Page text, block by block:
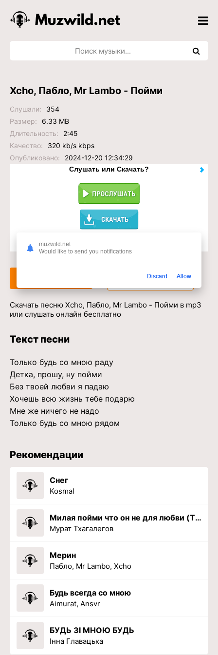
Xcho, Пабло, Mr Lambo - Пойми
Слушали:
354
Размер:
6.33 MB
Длительность:
2:45
Качество:
320 kb/s kbps
Опубликовано:
2024-12-20 12:34:29
Слушать или Скачать?
Доступ к музыкальному сервису
Скачать
Скачать песню Xcho, Пабло, Mr Lambo - Пойми в mp3
или слушать онлайн бесплатно
Текст песни
Только будь со мною раду
Детка, прошу, ну пойми
Без твоей любви я падаю
Хочешь всю жизнь тебе подарю
Мне же ничего не надо
Только будь со мною рядом
Рекомендации
Снег
Kosmal
Милая пойми что он не для любви (TikTok Remi)
Мурат Тхагалегов
Мерин
Пабло, Mr Lambo, Xcho
Будь всегда со мною
Aimurat, Ansvr
БУДЬ ЗІ МНОЮ БУДЬ
Інна Главацька
muzwild.net
Would like to send you notifications
Discard Allow